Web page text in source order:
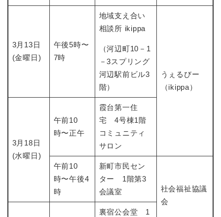
3月13日
(金曜日)
午後5時〜
7時
地域支え合い
相談所 ikippa
（河辺町10－1
－3スプリング
河辺駅前ビル3
階）
うぇるびー
（ikippa）
3月18日
(水曜日)
午前10
時〜正午
霞台第一住
宅 4号棟1階
コミュニティ
サロン
午前10
時〜午後4
時
新町市民セン
ター 1階第3
会議室
社会福祉協議
会
裏宿公会堂 1